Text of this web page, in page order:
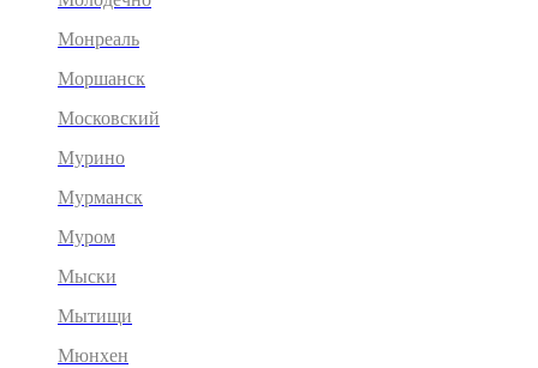
Монреаль
Моршанск
Московский
Мурино
Мурманск
Муром
Мыски
Мытищи
Мюнхен